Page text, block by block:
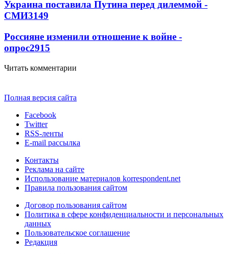
Украина поставила Путина перед дилеммой -
СМИ3149
Россияне изменили отношение к войне -
опрос2915
Читать комментарии
Полная версия сайта
Facebook
Twitter
RSS-ленты
E-mail рассылка
Контакты
Реклама на сайте
Использование материалов korrespondent.net
Правила пользования сайтом
Договор пользования сайтом
Политика в сфере конфиденциальности и персональных
данных
Пользовательское соглашение
Редакция